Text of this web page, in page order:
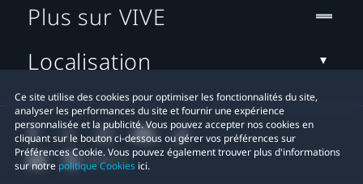
Ce site utilise des cookies pour optimiser les fonctionnalités du site,
analyser les performances du site et fournir une expérience
personnalisée et la publicité. Vous pouvez accepter nos cookies en
cliquant sur le bouton ci-dessous ou gérer vos préférences sur
Préférences Cookie. Vous pouvez également trouver plus d'informations
sur notre politique Cookies ici.
Plus sur VIVE
Localisation